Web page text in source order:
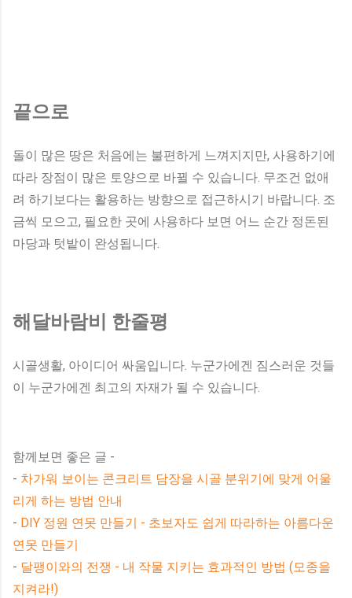
끝으로
돌이 많은 땅은 처음에는 불편하게 느껴지지만, 사용하기에
따라 장점이 많은 토양으로 바뀔 수 있습니다. 무조건 없애
려 하기보다는 활용하는 방향으로 접근하시기 바랍니다. 조
금씩 모으고, 필요한 곳에 사용하다 보면 어느 순간 정돈된
마당과 텃밭이 완성됩니다.
해달바람비 한줄평
시골생활, 아이디어 싸움입니다. 누군가에겐 짐스러운 것들
이 누군가에겐 최고의 자재가 될 수 있습니다.
함께보면 좋은 글 -
- 차가워 보이는 콘크리트 담장을 시골 분위기에 맞게 어울
리게 하는 방법 안내
- DIY 정원 연못 만들기 - 초보자도 쉽게 따라하는 아름다운
연못 만들기
- 달팽이와의 전쟁 - 내 작물 지키는 효과적인 방법 (모종을
지켜라!)